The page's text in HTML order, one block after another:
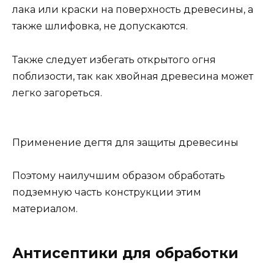
лака или краски на поверхность древесины, а
также шлифовка, не допускаются.
Также следует избегать открытого огня
поблизости, так как хвойная древесина может
легко загореться.
Применение дегтя для защиты древесины
Поэтому наилучшим образом обработать
подземную часть конструкции этим
материалом.
Антисептики для обработки